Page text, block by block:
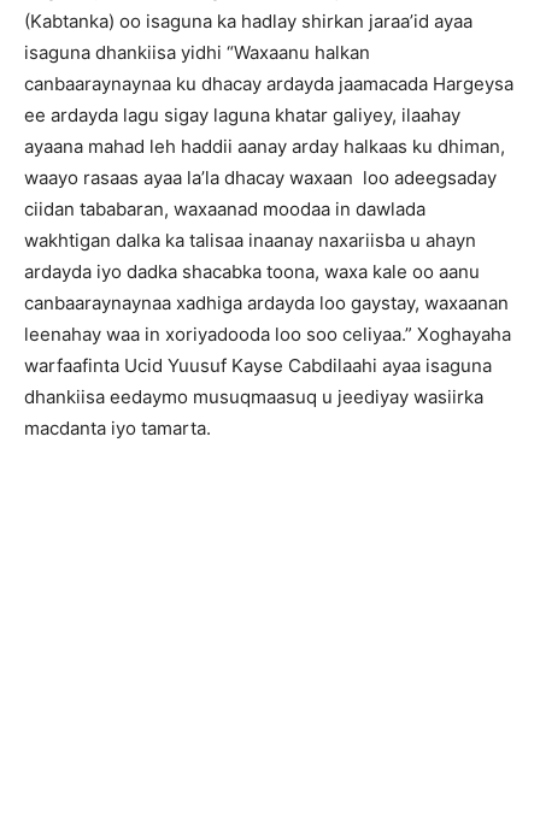
(Kabtanka) oo isaguna ka hadlay shirkan jaraa’id ayaa
isaguna dhankiisa yidhi “Waxaanu halkan
canbaaraynaynaa ku dhacay ardayda jaamacada Hargeysa
ee ardayda lagu sigay laguna khatar galiyey, ilaahay
ayaana mahad leh haddii aanay arday halkaas ku dhiman,
waayo rasaas ayaa la’la dhacay waxaan loo adeegsaday
ciidan tababaran, waxaanad moodaa in dawlada
wakhtigan dalka ka talisaa inaanay naxariisba u ahayn
ardayda iyo dadka shacabka toona, waxa kale oo aanu
canbaaraynaynaa xadhiga ardayda loo gaystay, waxaanan
leenahay waa in xoriyadooda loo soo celiyaa.” Xoghayaha
warfaafinta Ucid Yuusuf Kayse Cabdilaahi ayaa isaguna
dhankiisa eedaymo musuqmaasuq u jeediyay wasiirka
macdanta iyo tamarta.